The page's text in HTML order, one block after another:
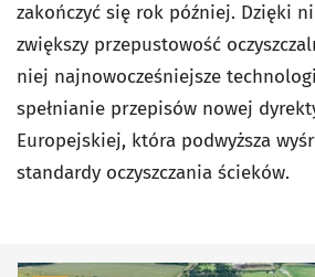
zakończyć się rok później. Dzięki
zwiększy przepustowość
niej najnowocześniejsze
spełnianie przepisów nowej
Europejskiej, która podwyższa
standardy oczyszczania ścieków.